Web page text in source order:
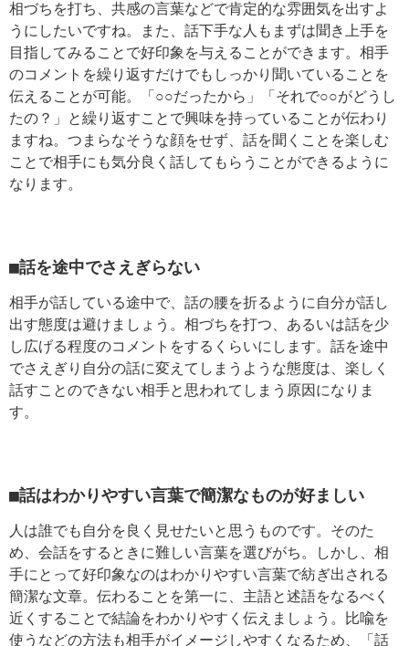
相づちを打ち、共感の言葉などで肯定的な雰囲気を出すよ
うにしたいですね。また、話下手な人もまずは聞き上手を
目指してみることで好印象を与えることができます。相手
のコメントを繰り返すだけでもしっかり聞いていることを
伝えることが可能。「○○だったから」「それで○○がどうし
たの？」と繰り返すことで興味を持っていることが伝わり
ますね。つまらなそうな顔をせず、話を聞くことを楽しむ
ことで相手にも気分良く話してもらうことができるように
なります。
■話を途中でさえぎらない
相手が話している途中で、話の腰を折るように自分が話し
出す態度は避けましょう。相づちを打つ、あるいは話を少
し広げる程度のコメントをするくらいにします。話を途中
でさえぎり自分の話に変えてしまうような態度は、楽しく
話すことのできない相手と思われてしまう原因になりま
す。
■話はわかりやすい言葉で簡潔なものが好ましい
人は誰でも自分を良く見せたいと思うものです。そのた
め、会話をするときに難しい言葉を選びがち。しかし、相
手にとって好印象なのはわかりやすい言葉で紡ぎ出される
簡潔な文章。伝わることを第一に、主語と述語をなるべく
近くすることで結論をわかりやすく伝えましょう。比喩を
使うなどの方法も相手がイメージしやすくなるため、「話